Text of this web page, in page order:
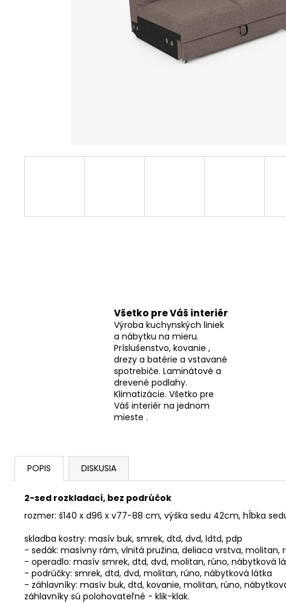
Všetko pre Váš interiér
Výroba kuchynských liniek
a nábytku na mieru.
Príslušenstvo, kovanie ,
drezy a batérie a vstavané
spotrebiče. Laminátové a
drevené podlahy.
Klimatizácie. Všetko pre
Váš interiér na jednom
mieste .
POPIS DISKUSIA
2-sed rozkladací, bez podrúčok
rozmer: š140 x d96 x v77-88 cm, výška sedu 42cm, hĺbka
skladba kostry: masív buk, smrek, dtd, dvd, ldtd, pdp
- sedák: masívny rám, vlnitá pružina, deliaca vrstva, molitan,
- operadlo: masív smrek, dtd, dvd, molitan, rúno, nábytková
- podrúčky: smrek, dtd, dvd, molitan, rúno, nábytková látka
- záhlavníky: masív buk, dtd, kovanie, molitan, rúno,
záhlavníky sú polohovateľné - klik-klak.